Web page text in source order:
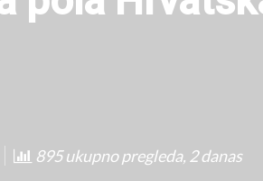
895 ukupno pregleda, 2 danas